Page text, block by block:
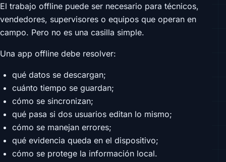
El trabajo offline puede ser necesario para técnicos,
vendedores, supervisores o equipos que operan en
campo. Pero no es una casilla simple.
Una app offline debe resolver:
qué datos se descargan;
cuánto tiempo se guardan;
cómo se sincronizan;
qué pasa si dos usuarios editan lo mismo;
cómo se manejan errores;
qué evidencia queda en el dispositivo;
cómo se protege la información local.